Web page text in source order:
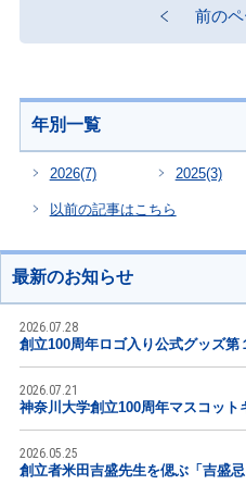
前の
年別一覧
2026(7) 2025(3)
以前の記事はこちら
最新のお知らせ
2026.07.28
創立100周年ロゴ入り公式グッズ第
2026.07.21
神奈川大学創立100周年マスコッ
2026.05.25
創立者米田吉盛先生を偲ぶ「吉盛